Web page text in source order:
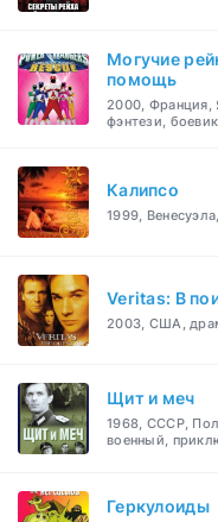
Могучие
помощь
2000, Франция,
фэнтези,
Калипсо
1999,
Veritas: В
2003, США,
Щит и меч
1968, СССР,
военный,
Геркулоиды